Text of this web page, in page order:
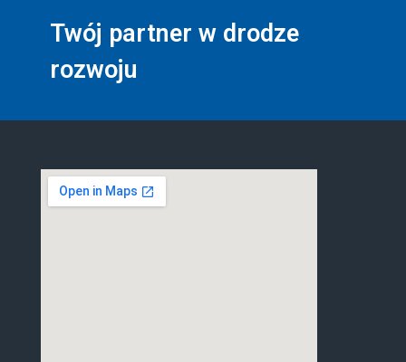
Twój partner w drodze
rozwoju